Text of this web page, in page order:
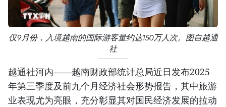
仅9月份，入境越南的国际游客量约达150万人次。图自越通
社
越通社河内——越南财政部统计总局近日发布2025
年第三季度及前九个月经济社会形势报告，其中旅游
业表现尤为亮眼，充分彰显其对国民经济发展的拉动